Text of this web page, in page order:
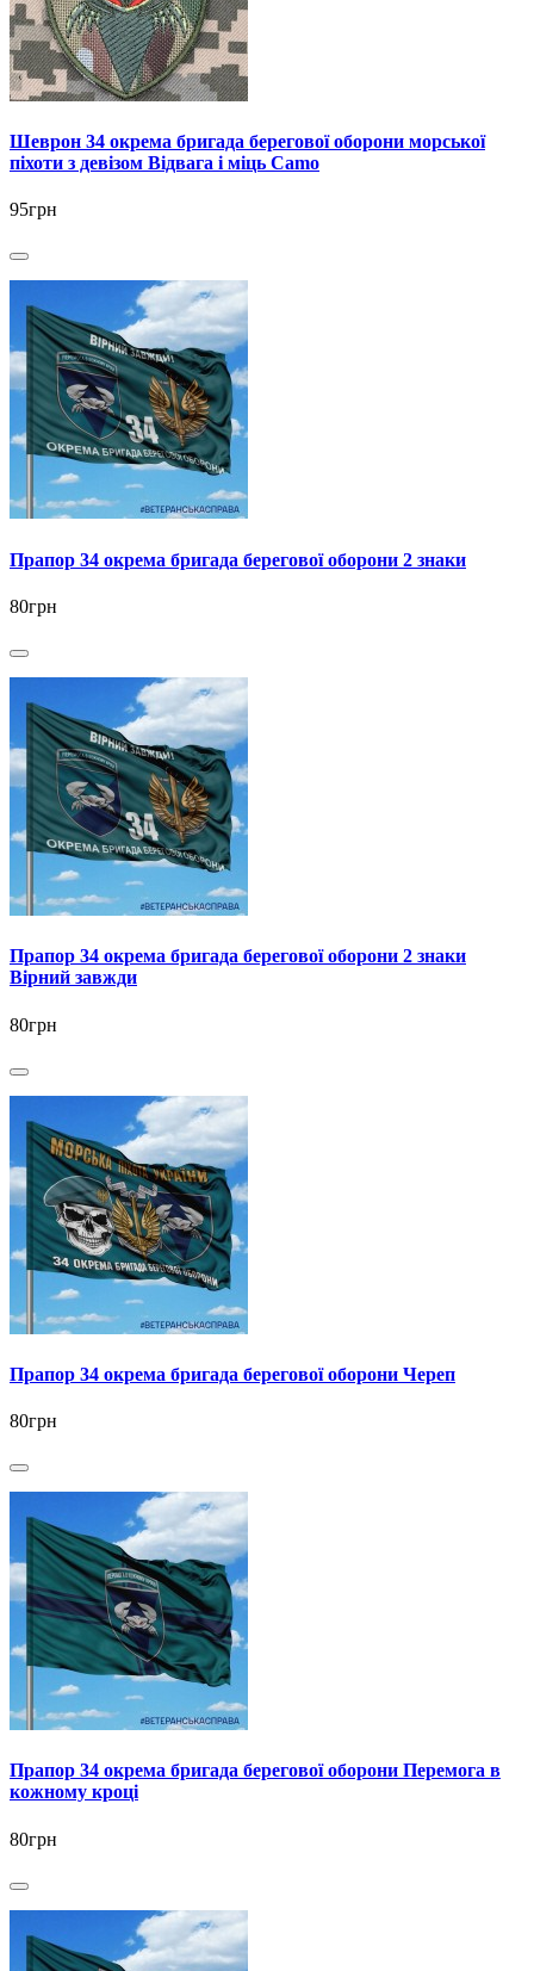
Шеврон 34 окрема бригада берегової оборони морської
піхоти з девізом Відвага і міць Camo
95грн
Прапор 34 окрема бригада берегової оборони 2 знаки
80грн
Прапор 34 окрема бригада берегової оборони 2 знаки
Вірний завжди
80грн
Прапор 34 окрема бригада берегової оборони Череп
80грн
Прапор 34 окрема бригада берегової оборони Перемога в
кожному кроці
80грн